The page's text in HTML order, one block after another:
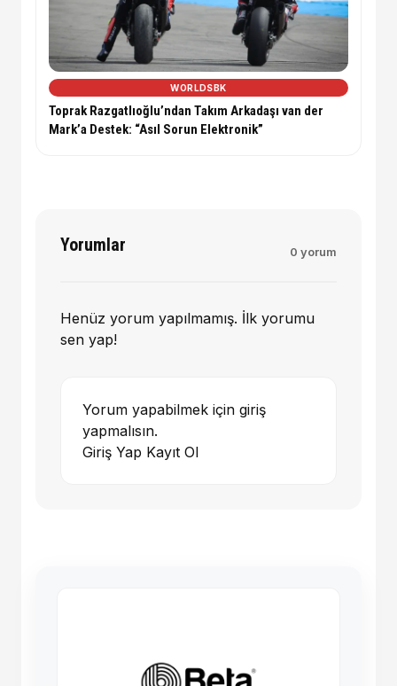
WORLDSBK
Toprak Razgatlıoğlu’ndan Takım Arkadaşı van der
Mark’a Destek: “Asıl Sorun Elektronik”
Yorumlar 0 yorum
Henüz yorum yapılmamış. İlk yorumu
sen yap!
Yorum yapabilmek için giriş
yapmalısın.
Giriş Yap Kayıt Ol